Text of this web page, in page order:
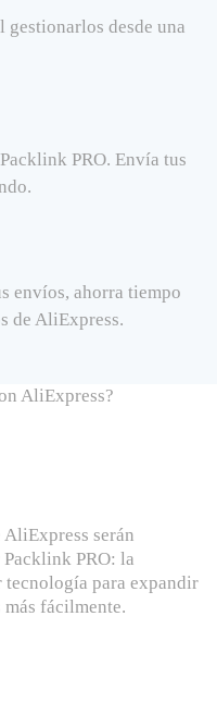
desde una
PRO. Envía tus
envíos, ahorra tiempo
de AliExpress.
AliExpress?
serán
PRO: la
para expandir
fácilmente.